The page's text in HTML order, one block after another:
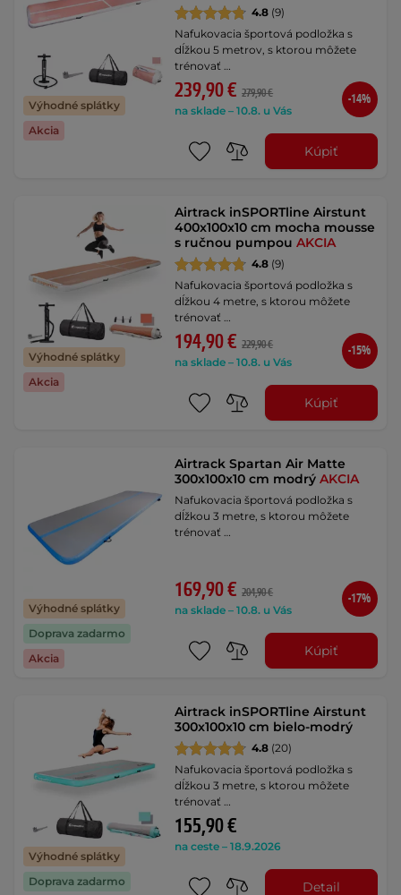
Výhodné splátky
Akcia
4.8 (9)
Nafukovacia športová podložka s
dĺžkou 5 metrov, s ktorou môžete
trénovať …
239,90 € 279,90 €
na sklade – 10.8. u Vás
-14%
Kúpiť
Výhodné splátky
Akcia
Airtrack inSPORTline Airstunt
400x100x10 cm mocha mousse
s ručnou pumpouAKCIA
4.8 (9)
Nafukovacia športová podložka s
dĺžkou 4 metre, s ktorou môžete
trénovať …
194,90 € 229,90 €
na sklade – 10.8. u Vás
-15%
Kúpiť
Výhodné splátky
Doprava zadarmo
Akcia
Airtrack Spartan Air Matte
300x100x10 cm modrýAKCIA
Nafukovacia športová podložka s
dĺžkou 3 metre, s ktorou môžete
trénovať …
169,90 € 204,90 €
na sklade – 10.8. u Vás
-17%
Kúpiť
Výhodné splátky
Doprava zadarmo
Airtrack inSPORTline Airstunt
300x100x10 cm bielo-modrý
4.8 (20)
Nafukovacia športová podložka s
dĺžkou 3 metre, s ktorou môžete
trénovať …
155,90 €
na ceste – 18.9.2026
Detail